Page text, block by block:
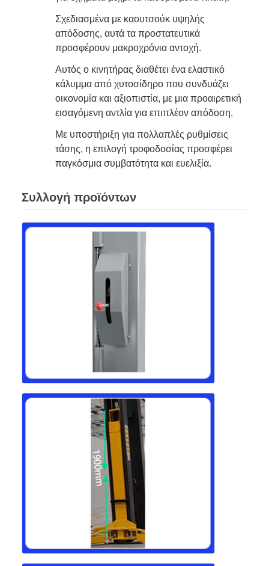
Σχεδιασμένα με καουτσούκ υψηλής
απόδοσης, αυτά τα προστατευτικά
προσφέρουν μακροχρόνια αντοχή.
Αυτός ο κινητήρας διαθέτει ένα ελαστικό
κάλυμμα από χυτοσίδηρο που συνδυάζει
οικονομία και αξιοπιστία, με μια προαιρετική
εισαγόμενη αντλία για επιπλέον απόδοση.
Με υποστήριξη για πολλαπλές ρυθμίσεις
τάσης, η επιλογή τροφοδοσίας προσφέρει
παγκόσμια συμβατότητα και ευελιξία.
Συλλογή προϊόντων